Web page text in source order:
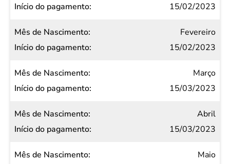
Nascimento
pagamento
15/02/2023
Fevereiro
15/02/2023
Março
15/03/2023
Abril
15/03/2023
Maio